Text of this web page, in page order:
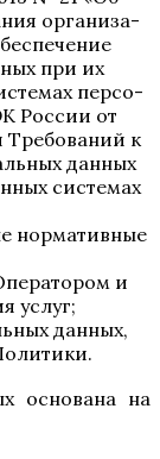
орга­ни­за­
при их
пер­со­
Рос­сии от
Тре­бо­ва­ний к
дан­ных
систе­мах
нор­ма­тив­ные
и
услуг;
дан­ных,
осно­ва­на на